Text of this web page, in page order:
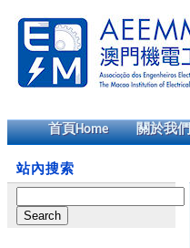
首頁Home 關於我們
站內搜索
for: